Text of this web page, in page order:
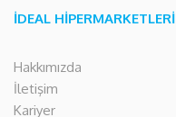
İDEAL HİPERMARKETLERİ
Hakkımızda
İletişim
Kariyer